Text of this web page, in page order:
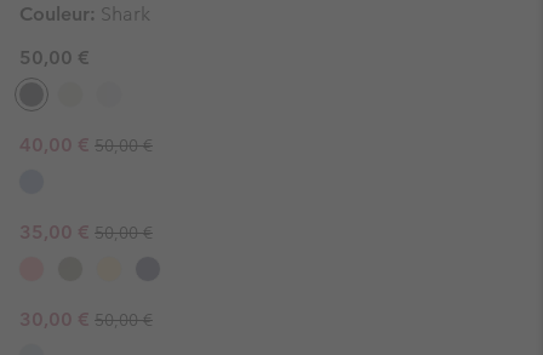
Couleur: Shark
50,00 €
Sale price:
40,00 € Regular price:
50,00 €
Sale price:
35,00 € Regular price:
50,00 €
Sale price:
30,00 € Regular price:
50,00 €